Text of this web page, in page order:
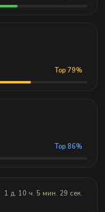
Top 79%
Top 86%
1 д. 10 ч. 5 мин. 29 сек.